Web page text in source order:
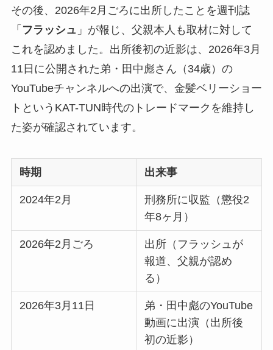
その後、2026年2月ごろに出所したことを週刊誌
「 フラッシュ 」が報じ、父親本人も取材に対して
これを認めました。出所後初の近影は、2026年3月
11日に公開された弟・田中彪さん（34歳）の
YouTubeチャンネルへの出演で、金髪ベリーショー
トというKAT-TUN時代のトレードマークを維持し
た姿が確認されています。
時期 出来事
2024年2月
刑務所に収監（懲役2
年8ヶ月）
2026年2月ごろ
出所（フラッシュが
報道、父親が認め
る）
2026年3月11日
弟・田中彪のYouTube
動画に出演（出所後
初の近影）